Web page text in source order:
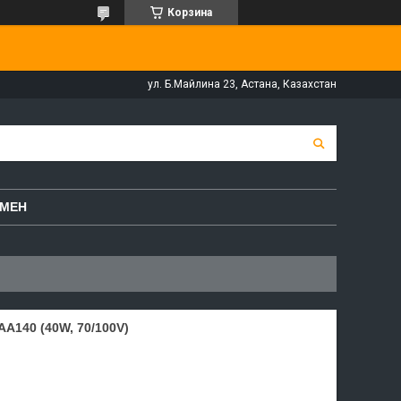
Корзина
ул. Б.Майлина 23, Астана, Казахстан
(40W, 70/100V)